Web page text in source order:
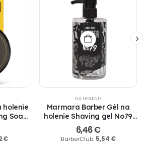
holenie
Soap
€
NA HOLENIE
Marmara Barber Gél na
holenie Shaving gel No79
500 ml.
6,46€
BarberClub: 5,54 €